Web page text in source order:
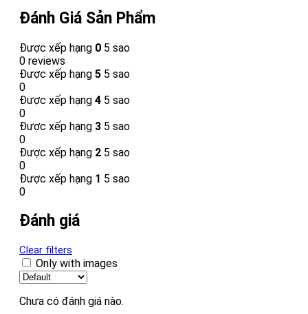
Đánh Giá Sản Phẩm
Được xếp hạng 0 5 sao
0 reviews
Được xếp hạng 5 5 sao
0
Được xếp hạng 4 5 sao
0
Được xếp hạng 3 5 sao
0
Được xếp hạng 2 5 sao
0
Được xếp hạng 1 5 sao
0
Đánh giá
Clear filters
Only with images
Chưa có đánh giá nào.